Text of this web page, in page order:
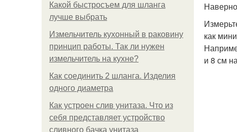
Какой быстросъем для шланга
лучше выбрать
Измельчитель кухонный в раковину
принцип работы. Так ли нужен
измельчитель на кухне?
Как соединить 2 шланга. Изделия
одного диаметра
Как устроен слив унитаза. Что из
себя представляет устройство
сливного бачка унитаза
как
и 8 см